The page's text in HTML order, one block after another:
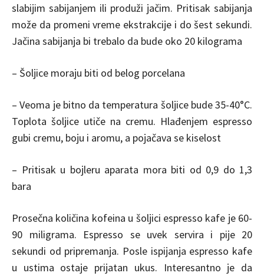
slabijim sabijanjem ili produži jačim. Pritisak sabijanja
može da promeni vreme ekstrakcije i do šest sekundi.
Jačina sabijanja bi trebalo da bude oko 20 kilograma
– Šoljice moraju biti od belog porcelana
– Veoma je bitno da temperatura šoljice bude 35-40°C.
Toplota šoljice utiče na cremu. Hlađenjem espresso
gubi cremu, boju i aromu, a pojačava se kiselost
– Pritisak u bojleru aparata mora biti od 0,9 do 1,3
bara
Prosečna količina kofeina u šoljici espresso kafe je 60-
90 miligrama. Espresso se uvek servira i pije 20
sekundi od pripremanja. Posle ispijanja espresso kafe
u ustima ostaje prijatan ukus. Interesantno je da